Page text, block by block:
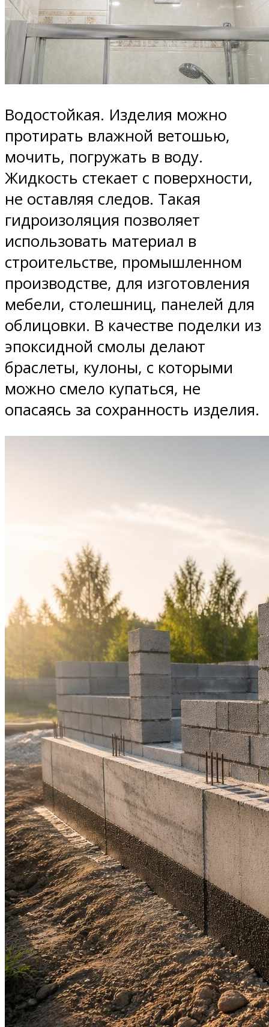
Водостойкая. Изделия можно
протирать влажной ветошью,
мочить, погружать в воду.
Жидкость стекает с поверхности,
не оставляя следов. Такая
гидроизоляция позволяет
использовать материал в
строительстве, промышленном
производстве, для изготовления
мебели, столешниц, панелей для
облицовки. В качестве поделки из
эпоксидной смолы делают
браслеты, кулоны, с которыми
можно смело купаться, не
опасаясь за сохранность изделия.